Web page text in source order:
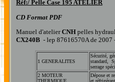
Réf:/ Pelle Case 195 ATELIER
CD Format PDF
Manuel d'atelierCNH pelles
CX240B - lep 87616570A de
1 GENERALITES
Sécurité,
standard,
serrage
2 MOTEUR
Dépose et